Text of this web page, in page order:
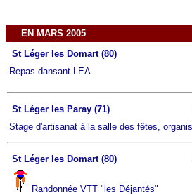
EN MARS 2005
St Léger les Domart (80)
Repas dansant LEA
St Léger les Paray (71)
Stage d'artisanat à la salle des fêtes,
St Léger les Domart (80)
Randonnée VTT "les Déjantés"